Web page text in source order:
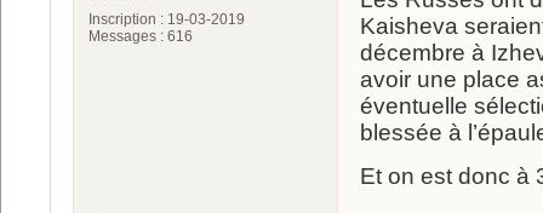
Inscription : 19-03-2019
Messages : 616
Kaisheva
décembre à
avoir une place
éventuelle
blessée à
Et on est donc à